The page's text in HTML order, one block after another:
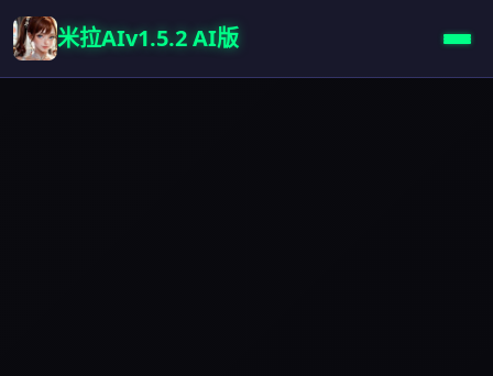
米拉AIv1.5.2 AI版